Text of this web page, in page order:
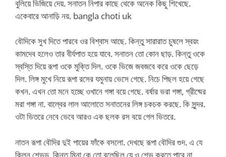
বুলিয়ে ভিজিয়ে দেয়. সনাতন নিপার কাছে থেকে অনেক কিছু শিখেছে.
একেবারে আনাড়ি নয়. bangla choti uk
বৌদিকে সুখ দিতে পারবে ওর বিশ্বাস আছে. কিন্তু সারারাত চুষলে স্বয়ং
কামদেব হলেও তার বীর্যপাত হয়ে যাবে. সনাতন তো কোন ছাড়. কিন্তু ওকে
স্বস্তি দিয়ে রূপা ওকে মুক্তি দিল. ওকে ভিজে জবজবে করে ওকে ছেড়ে
দিল. লিঙ্গ মুখে নিয়ে রূপা রসের যমুনায় ভেসে গেছে. নিচে পিছল হয়ে গেছে
কখন. এখন তো মনে হচ্ছে ওখানে গঙ্গা বয়ে গেছে. বর্ষার ভরা গঙ্গা, গ্রীষ্মের
মরা গঙ্গা না. বাল্বের লাল আলোতে সনাতনের লিঙ্গ চকচক করছে. কি সুন্দর.
ওটা ভিতরে নেবে ভেবে আরও এক ছলক রস বয়ে গেল ভিতরে.
নাতন রূপা বৌদির দুই পায়ের ফাঁকে বসলো. দেখছে রূপা বৌদির গুদ. এ যে
ক্লিন শেভড. কিন্তু মিনা কে তো বলেছিল যে ও শেভ করতে পারে না.